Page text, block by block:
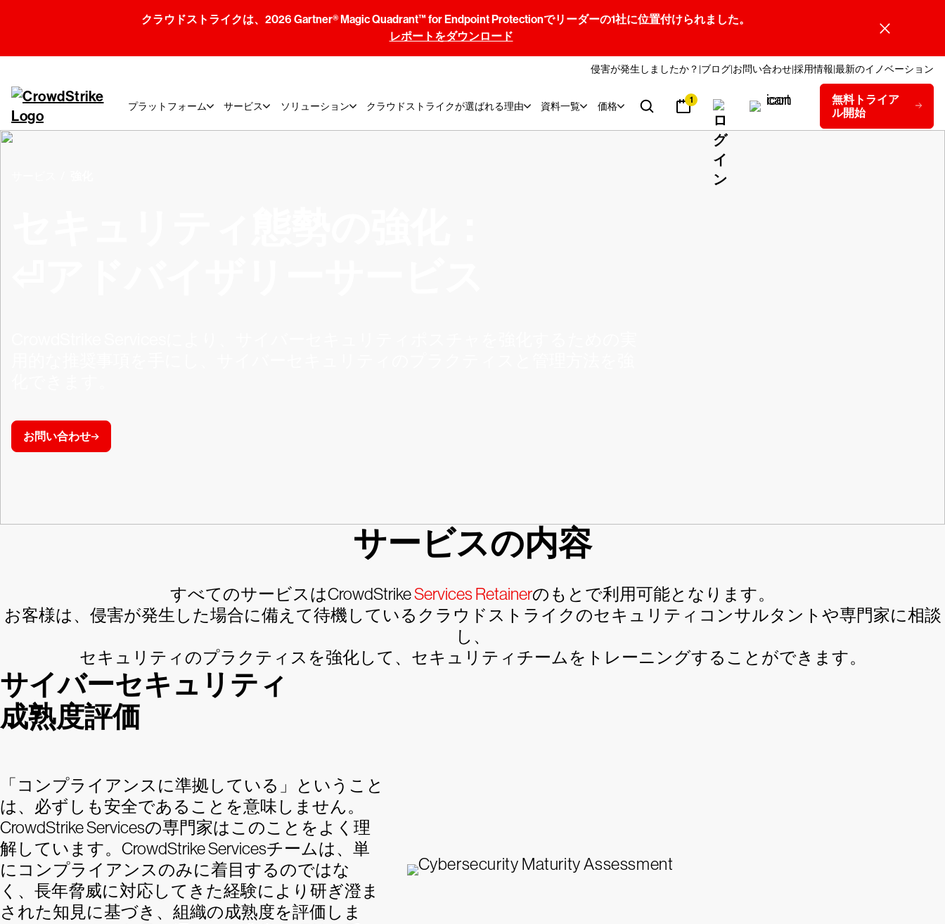
クラウドストライクは、2026 Gartner® Magic Quadrant™ for Endpoint Protectionでリーダーの1社に位置付けられました。
レポートをダウンロード
侵害が発生しましたか？ ブログ お問い合わせ採用情報 最新のイノベーション
プラットフォーム サービス ソリューション クラウドストライクが選ばれる理由 資料一覧 価格 1
無料トライア
ル開始
お問い合わせ
サービスの内容
すべてのサービスはCrowdStrikeServices Retainerのもとで利用可能となります。
お客様は、侵害が発生した場合に備えて待機しているクラウドストライクのセキュリティコンサルタントや専門家に相談
し、
セキュリティのプラクティスを強化して、セキュリティチームをトレーニングすることができます。
サイバーセキュリティ
成熟度評価
「コンプライアンスに準拠している」ということ
は、必ずしも安全であることを意味しません。
CrowdStrike Servicesの専門家はこのことをよく理
解しています。CrowdStrike Servicesチームは、単
にコンプライアンスのみに着目するのではな
く、長年脅威に対応してきた経験により研ぎ澄ま
された知見に基づき、組織の成熟度を評価しま